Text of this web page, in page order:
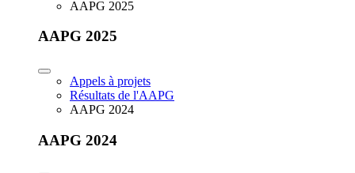
AAPG 2025
AAPG 2025
Appels à projets
Résultats de l'AAPG
AAPG 2024
AAPG 2024